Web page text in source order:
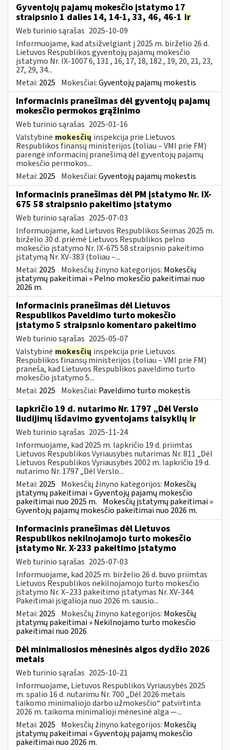
Gyventojų pajamų mokesčio įstatymo 17
straipsnio 1 dalies 14, 14-1, 33, 46, 46-1 ir
Web turinio sąrašas 2025-10-09
Informuojame, kad atsižvelgiant į 2025 m. birželio 26 d.
Lietuvos Respublikos gyventojų pajamų mokesčio
įstatymo Nr. IX-1007 6, 131 , 16, 17, 18, 182 , 19, 20, 21, 23,
27, 29, 34...
Metai: 2025 Mokesčiai:Gyventojų pajamų mokestis
Informacinis pranešimas dėl gyventojų pajamų
mokesčio permokos grąžinimo
Web turinio sąrašas 2025-01-16
Valstybinė mokesčių inspekcija prie Lietuvos
Respublikos finansų ministerijos (toliau – VMI prie FM)
parengė informacinį pranešimą dėl gyventojų pajamų
mokesčio permokos...
Metai: 2025 Mokesčiai:Gyventojų pajamų mokestis
Informacinis pranešimas dėl PM įstatymo Nr. IX-
675 58 straipsnio pakeitimo įstatymo
Web turinio sąrašas 2025-07-03
Informuojame, kad Lietuvos Respublikos Seimas 2025 m.
birželio 30 d. priėmė Lietuvos Respublikos pelno
mokesčio įstatymo Nr. IX-675 58 straipsnio pakeitimo
įstatymą Nr. XV-383 (toliau –...
Metai: 2025 Mokesčių žinyno kategorijos: Mokesčių
įstatymų pakeitimai » Pelno mokesčio pakeitimai nuo
2026 m.
Informacinis pranešimas dėl Lietuvos
Respublikos Paveldimo turto mokesčio
įstatymo 5 straipsnio komentaro pakeitimo
Web turinio sąrašas 2025-05-07
Valstybinė mokesčių inspekcija prie Lietuvos
Respublikos finansų ministerijos (toliau – VMI prie FM)
praneša, kad Lietuvos Respublikos paveldimo turto
mokesčio įstatymo 5...
Metai: 2025 Mokesčiai: Paveldimo turto mokestis
lapkričio 19 d. nutarimo Nr. 1797 „Dėl Verslo
liudijimų išdavimo gyventojams taisyklių ir
Web turinio sąrašas 2025-11-24
Informuojame, kad 2025 m. lapkričio 19 d. priimtas
Lietuvos Respublikos Vyriausybės nutarimas Nr. 811 „Dėl
Lietuvos Respublikos Vyriausybės 2002 m. lapkričio 19 d.
nutarimo Nr. 1797 „Dėl Verslo...
Metai: 2025 Mokesčių žinyno kategorijos: Mokesčių
įstatymų pakeitimai » Gyventojų pajamų mokesčio
pakeitimai nuo 2025 m. Mokesčių įstatymų pakeitimai »
Gyventojų pajamų mokesčio pakeitimai nuo 2026 m.
Informacinis pranešimas dėl Lietuvos
Respublikos nekilnojamojo turto mokesčio
įstatymo Nr. X-233 pakeitimo įstatymo
Web turinio sąrašas 2025-07-03
Informuojame, kad 2025 m. birželio 26 d. buvo priimtas
Lietuvos Respublikos nekilnojamojo turto mokesčio
įstatymo Nr. X–233 pakeitimo įstatymas Nr. XV-344.
Pakeitimai įsigalioja nuo 2026 m. sausio...
Metai: 2025 Mokesčių žinyno kategorijos: Mokesčių
įstatymų pakeitimai » Nekilnojamo turto mokesčio
pakeitimai nuo 2026
Dėl minimaliosios mėnesinės algos dydžio 2026
metais
Web turinio sąrašas 2025-10-21
Informuojame, Lietuvos Respublikos Vyriausybės 2025
m. spalio 16 d. nutarimu Nr. 700 „Dėl 2026 metais
taikomo minimaliojo darbo užmokesčio“ patvirtinta
2026 m. taikoma minimalioji mėnesinė alga —...
Metai: 2025 Mokesčių žinyno kategorijos: Mokesčių
įstatymų pakeitimai » Gyventojų pajamų mokesčio
pakeitimai nuo 2026 m.